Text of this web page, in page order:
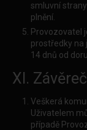
smluvní
plnění.
Provozovatel
prostředky na
14 dnů od
XI.
Veškerá
Uživatelem
případě